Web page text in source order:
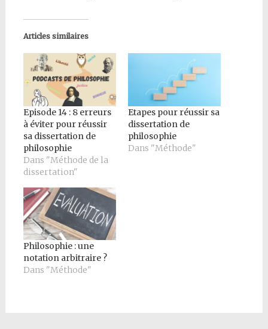
Articles similaires
Episode 14 : 8 erreurs
à éviter pour réussir
sa dissertation de
philosophie
Dans "Méthode de la
dissertation"
Etapes pour réussir sa
dissertation de
philosophie
Dans "Méthode"
Philosophie : une
notation arbitraire ?
Dans "Méthode"